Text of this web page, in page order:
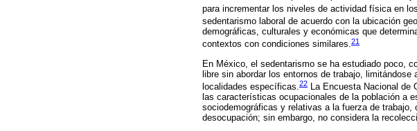
para incrementar los niveles de actividad física en
sedentarismo laboral de acuerdo con la ubicación
demográficas, culturales y económicas que
contextos con condiciones similares.21
En México, el sedentarismo se ha estudiado poco,
libre sin abordar los entornos de trabajo,
localidades específicas.22 La Encuesta Nacional de
las características ocupacionales de la población a
sociodemográficas y relativas a la fuerza de
desocupación; sin embargo, no considera la